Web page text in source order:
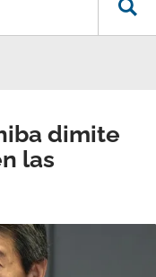
dimite
las